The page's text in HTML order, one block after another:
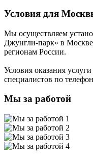
Условия для
Мы осуществляем
Джунгли-парк» в
регионам России.
Условия оказания
специалистов по
Мы за работой